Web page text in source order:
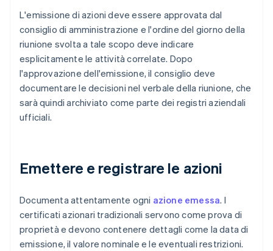
L'emissione di azioni deve essere approvata dal
consiglio di amministrazione e l'ordine del giorno della
riunione svolta a tale scopo deve indicare
esplicitamente le attività correlate. Dopo
l'approvazione dell'emissione, il consiglio deve
documentare le decisioni nel verbale della riunione, che
sarà quindi archiviato come parte dei registri aziendali
ufficiali.
Emettere e registrare le azioni
Documenta attentamente ogni azione emessa. I
certificati azionari tradizionali servono come prova di
proprietà e devono contenere dettagli come la data di
emissione, il valore nominale e le eventuali restrizioni.